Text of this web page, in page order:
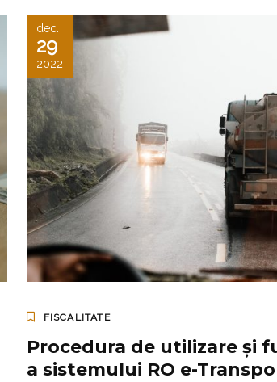
dec.
29
2022
FISCALITATE
Procedura de utilizare și
a sistemului RO e-